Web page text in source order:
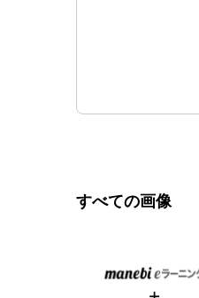
すべての画像